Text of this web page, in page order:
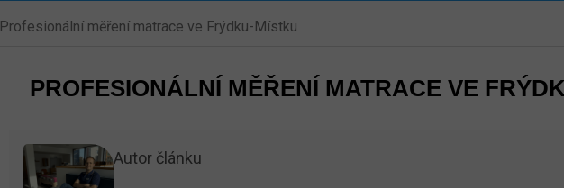
Profesionální měření matrace ve Frýdku-Místku
PROFESIONÁLNÍ MĚŘENÍ MATRACE VE
Autor článku